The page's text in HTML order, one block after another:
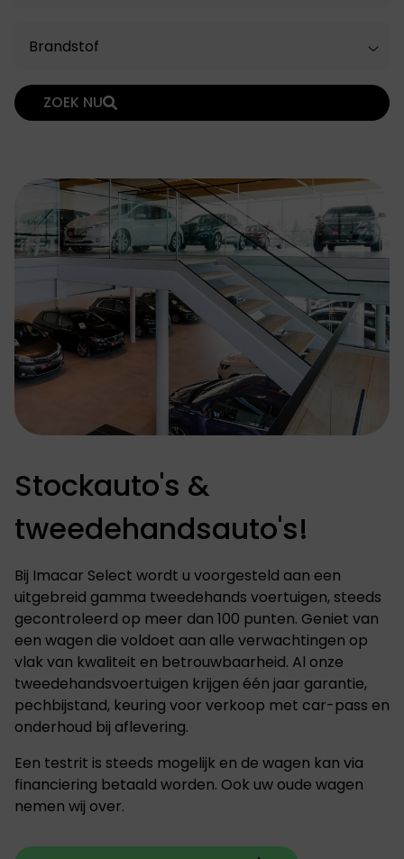
ZOEK NU
Stockauto's &
tweedehandsauto's!
Bij Imacar Select wordt u voorgesteld aan een
uitgebreid gamma tweedehands voertuigen, steeds
gecontroleerd op meer dan 100 punten. Geniet van
een wagen die voldoet aan alle verwachtingen op
vlak van kwaliteit en betrouwbaarheid. Al onze
tweedehandsvoertuigen krijgen één jaar garantie,
pechbijstand, keuring voor verkoop met car-pass en
onderhoud bij aflevering.
Een testrit is steeds mogelijk en de wagen kan via
financiering betaald worden. Ook uw oude wagen
nemen wij over.